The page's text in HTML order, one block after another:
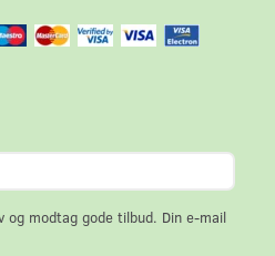
og modtag gode tilbud. Din e-mail